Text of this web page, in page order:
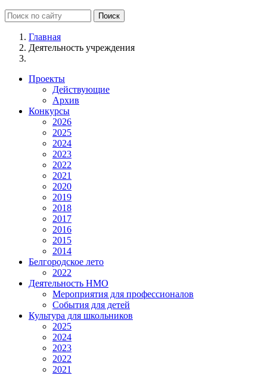
Главная
Деятельность учреждения
Проекты
Действующие
Архив
Конкурсы
2026
2025
2024
2023
2022
2021
2020
2019
2018
2017
2016
2015
2014
Белгородское лето
2022
Деятельность НМО
Мероприятия для профессионалов
События для детей
Культура для школьников
2025
2024
2023
2022
2021